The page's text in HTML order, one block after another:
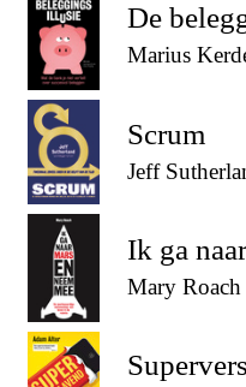
De
Marius
Scrum
Jeff
Ik ga
Mary Roach